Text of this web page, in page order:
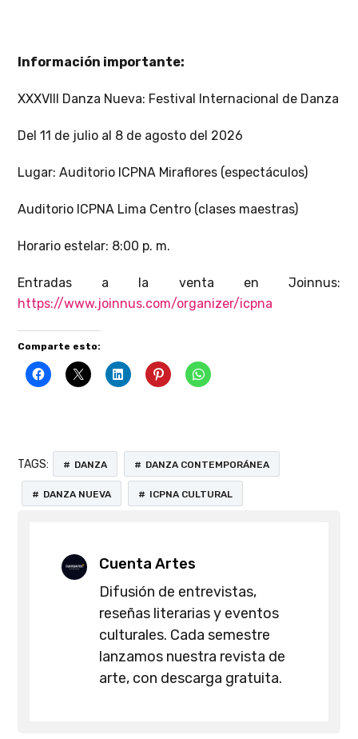
Información importante:
XXXVIII Danza Nueva: Festival Internacional de Danza
Del 11 de julio al 8 de agosto del 2026
Lugar: Auditorio ICPNA Miraflores (espectáculos)
Auditorio ICPNA Lima Centro (clases maestras)
Horario estelar: 8:00 p. m.
Entradas a la venta en Joinnus:
https://www.joinnus.com/organizer/icpna
Comparte esto:
TAGS: DANZA DANZA CONTEMPORÁNEA
DANZA NUEVA ICPNA CULTURAL
Cuenta Artes
Difusión de entrevistas,
reseñas literarias y eventos
culturales. Cada semestre
lanzamos nuestra revista de
arte, con descarga gratuita.